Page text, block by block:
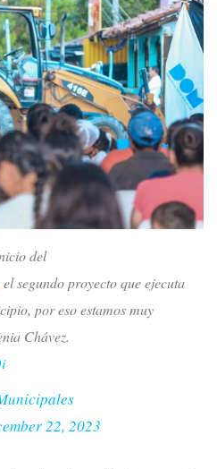
del
el segundo proyecto que ejecuta
por eso estamos muy
Chávez.
22, 2023